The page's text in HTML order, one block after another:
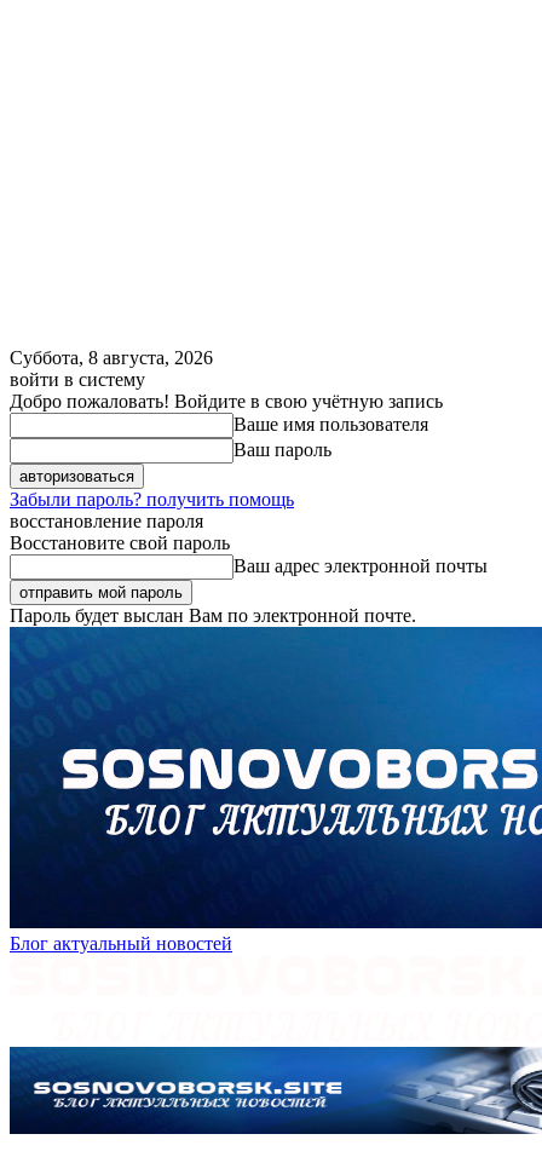
Суббота, 8 августа, 2026
войти в систему
Добро пожаловать! Войдите в свою учётную запись
Ваше имя пользователя
Ваш пароль
Забыли пароль? получить помощь
восстановление пароля
Восстановите свой пароль
Ваш адрес электронной почты
Пароль будет выслан Вам по электронной почте.
Блог актуальный новостей